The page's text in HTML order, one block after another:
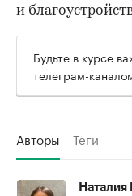
и
Будьте в курсе
телеграм-
Авторы Теги
Наталия